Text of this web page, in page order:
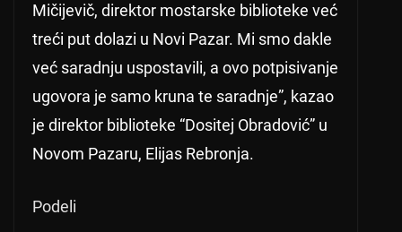
Mičijevič, direktor mostarske biblioteke već
treći put dolazi u Novi Pazar. Mi smo dakle
već saradnju uspostavili, a ovo potpisivanje
ugovora je samo kruna te saradnje”, kazao
je direktor biblioteke “Dositej Obradović” u
Novom Pazaru, Elijas Rebronja.
Podeli